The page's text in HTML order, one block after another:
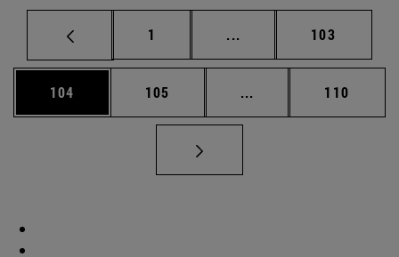
Página
1 ... Páginas intermedias
Página
103
Página
104 Página
105 ... Páginas intermedias
Página
110